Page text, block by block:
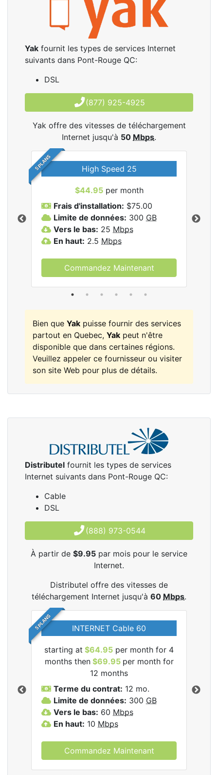
Yak fournit les types de services Internet
suivants dans Pont-Rouge QC:
DSL
(877) 925-4925
Yak offre des vitesses de téléchargement
Internet jusqu'à 50 Mbps.
5 PLANS High Speed 25
$44.95per month
Frais d'installation: $75.00
Limite de données: 300 GB
Vers le bas: 25 Mbps
En haut: 2.5 Mbps
Commandez Maintenant
Bien que Yak puisse fournir des services
partout en Quebec, Yak peut n'être
disponible que dans certaines régions.
Veuillez appeler ce fournisseur ou visiter
son site Web pour plus de détails.
Distributel fournit les types de services
Internet suivants dans Pont-Rouge QC:
Cable
DSL
(888) 973-0544
À partir de $9.95 par mois pour le service
Internet.
Distributel offre des vitesses de
téléchargement Internet jusqu'à 60 Mbps.
5 PLANS INTERNET Cable 60
starting at $64.95 per month for 4
months then$69.95 per month for
12 months
Terme du contrat: 12 mo.
Limite de données: 300 GB
Vers le bas: 60 Mbps
En haut: 10 Mbps
Commandez Maintenant